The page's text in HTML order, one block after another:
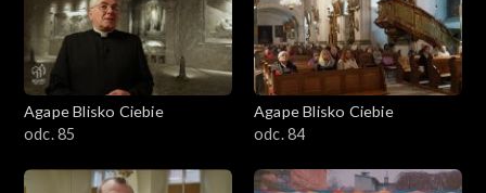
Agape Blisko Ciebie
odc. 85
Agape Blisko Ciebie
odc. 84